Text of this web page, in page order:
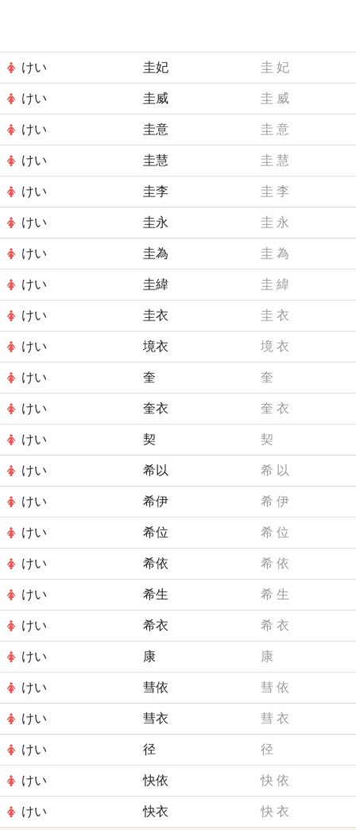
けい 圭妃 圭 妃
けい 圭威 圭 威
けい 圭意 圭 意
けい 圭慧 圭 慧
けい 圭李 圭 李
けい 圭永 圭 永
けい 圭為 圭 為
けい 圭緯 圭 緯
けい 圭衣 圭 衣
けい 境衣 境 衣
けい 奎 奎
けい 奎衣 奎 衣
けい 契 契
けい 希以 希 以
けい 希伊 希 伊
けい 希位 希 位
けい 希依 希 依
けい 希生 希 生
けい 希衣 希 衣
けい 康 康
けい 彗依 彗 依
けい 彗衣 彗 衣
けい 径 径
けい 快依 快 依
けい 快衣 快 衣